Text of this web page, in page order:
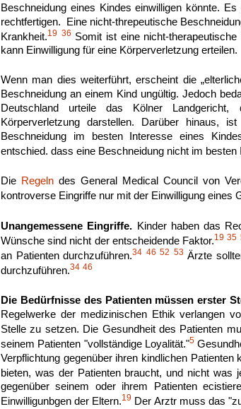
Beschneidung eines Kindes einwilligen könnte.
rechtfertigen. Eine nicht-threpeutische
Krankheit.19 36 Somit ist eine nicht-
kann Einwilligung für eine Körperverletzung erteilen.
Wenn man dies weiterführt, erscheint die
Beschneidung an einem Kind ungültig. Jedoch
Deutschland urteile das Kölner Landgericht,
Körperverletzung darstellen. Darüber hinaus,
Beschneidung im besten Interesse eines
entschied. dass eine Beschneidung nicht im
Die Regeln des General Medical Council von
kontroverse Eingriffe nur mit der Einwilligung eines
Unangemessene Eingriffe. Kinder haben das
Wünsche sind nicht der entscheidende Faktor.19 35
an Patienten durchzuführen.34 46 52 53Ärzte
durchzuführen.34 46
Die Bedürfnisse des Patienten müssen erster
Regelwerke der medizinischen Ethik verlangen
Stelle zu setzen. Die Gesundheit des Patienten
seinem Patienten "vollständige Loyalität."5
Verpflichtung gegenüber ihren kindlichen
bieten, was der Patienten braucht, und nicht was
gegenüber seinem oder ihrem Patienten
Einwilligunbgen der Eltern.19 Der Arztr muss das